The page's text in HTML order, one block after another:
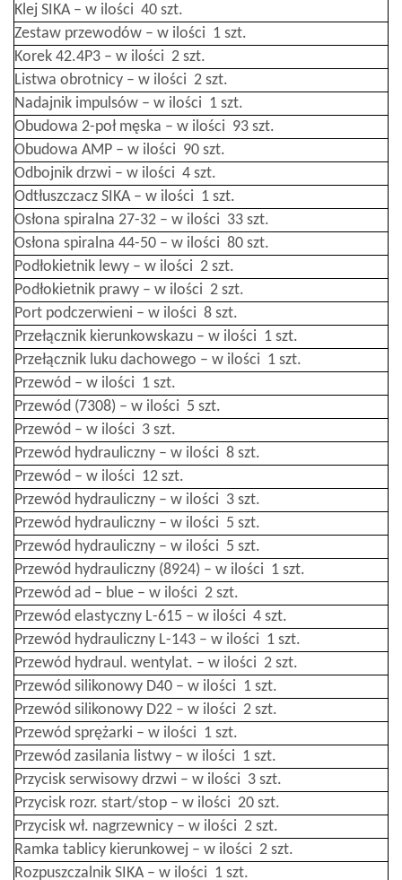
Klej SIKA – w ilości 40 szt.
Zestaw przewodów – w ilości 1 szt.
Korek 42.4P3 – w ilości 2 szt.
Listwa obrotnicy – w ilości 2 szt.
Nadajnik impulsów – w ilości 1 szt.
Obudowa 2-poł męska – w ilości 93 szt.
Obudowa AMP – w ilości 90 szt.
Odbojnik drzwi – w ilości 4 szt.
Odtłuszczacz SIKA – w ilości 1 szt.
Osłona spiralna 27-32 – w ilości 33 szt.
Osłona spiralna 44-50 – w ilości 80 szt.
Podłokietnik lewy – w ilości 2 szt.
Podłokietnik prawy – w ilości 2 szt.
Port podczerwieni – w ilości 8 szt.
Przełącznik kierunkowskazu – w ilości 1 szt.
Przełącznik luku dachowego – w ilości 1 szt.
Przewód – w ilości 1 szt.
Przewód (7308) – w ilości 5 szt.
Przewód – w ilości 3 szt.
Przewód hydrauliczny – w ilości 8 szt.
Przewód – w ilości 12 szt.
Przewód hydrauliczny – w ilości 3 szt.
Przewód hydrauliczny – w ilości 5 szt.
Przewód hydrauliczny – w ilości 5 szt.
Przewód hydrauliczny (8924) – w ilości 1 szt.
Przewód ad – blue – w ilości 2 szt.
Przewód elastyczny L-615 – w ilości 4 szt.
Przewód hydrauliczny L-143 – w ilości 1 szt.
Przewód hydraul. wentylat. – w ilości 2 szt.
Przewód silikonowy D40 – w ilości 1 szt.
Przewód silikonowy D22 – w ilości 2 szt.
Przewód sprężarki – w ilości 1 szt.
Przewód zasilania listwy – w ilości 1 szt.
Przycisk serwisowy drzwi – w ilości 3 szt.
Przycisk rozr. start/stop – w ilości 20 szt.
Przycisk wł. nagrzewnicy – w ilości 2 szt.
Ramka tablicy kierunkowej – w ilości 2 szt.
Rozpuszczalnik SIKA – w ilości 1 szt.